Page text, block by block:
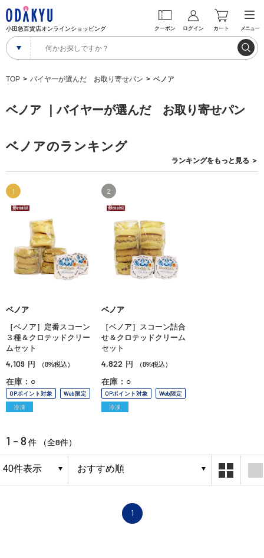
小田急百貨店オンラインショッピング クーポン ログイン カート メニュー
TOP バイヤーが選んだ お取り寄せパン ベノア
ベノア ｜バイヤーが選んだ お取り寄せパン
ベノアのランキング
ランキングをもっと見る ＞
1
ベノア
［ベノア］定番スコーン
３種＆クロテッドクリー
ムセット
4,109 円 （8%税込）
在庫：○
OPポイント対象
Web限定
冷凍
2
ベノア
［ベノア］スコーン詰合
せ＆クロテッドクリーム
セット
4,822 円 （8%税込）
在庫：○
OPポイント対象
Web限定
冷凍
1 - 8 件 （全8件）
1